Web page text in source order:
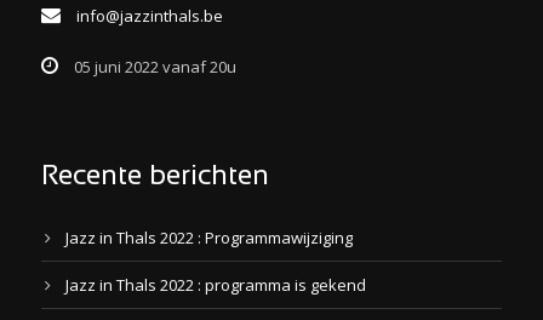
info@jazzinthals.be
05 juni 2022 vanaf 20u
Recente berichten
Jazz in Thals 2022 : Programmawijziging
Jazz in Thals 2022 : programma is gekend